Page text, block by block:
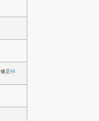
修正#9